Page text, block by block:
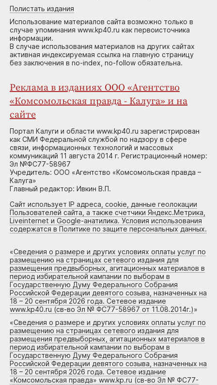
Полистать издания
Использование материалов сайта возможно только в
случае упоминания www.kp40.ru как первоисточника
информации.
В случае использования материалов на других сайтах
активная индексируемая ссылка на главную страницу
без заключения в no-index, no-follow обязательна.
Реклама в изданиях ООО «Агентство
«Комсомольская правда - Калуга» и на
сайте
Портал Калуги и области www.kp40.ru зарегистрирован
как СМИ Федеральной службой по надзору в сфере
связи, информационных технологий и массовых
коммуникаций 11 августа 2014 г. Регистрационный номер:
Эл №ФС77-58967
Учредитель: ООО «Агентство «Комсомольская правда –
Калуга»
Главный редактор: Ивкин В.П.
Сайт использует IP адреса, cookie, данные геолокации
Пользователей сайта, а также счетчики Яндекс.Метрика,
Liveinternet и Google-анатилика. Условия использования
содержатся в Политике по защите персональных данных.
«Сведения о размере и других условиях оплаты услуг по
размещению на страницах сетевого издания для
размещения предвыборных, агитационных материалов в
период избирательной кампании по выборам в
Государственную Думу Федерального Собрания
Российской Федерации девятого созыва, назначенных на
18 – 20 сентября 2026 года. Сетевое издание
www.kp40.ru (св-во Эл № ФС77-58967 от 11.08.2014г.)»
«Сведения о размере и других условиях оплаты услуг по
размещению на страницах сетевого издания для
размещения предвыборных, агитационных материалов в
период избирательной кампании по выборам в
Государственную Думу Федерального Собрания
Российской Федерации девятого созыва, назначенных на
18 – 20 сентября 2026 года. Сетевое издание
«Комсомольская правда» www.kp.ru (св-во Эл № ФС77-